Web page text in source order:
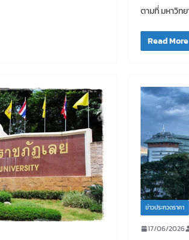
ตามที่ มหาวิท
Read More
ข่าวประกวดราคา
17/06/2026